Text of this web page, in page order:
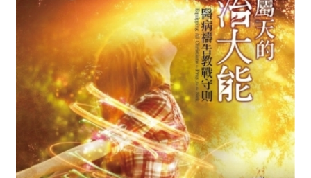
Expand
child
menu